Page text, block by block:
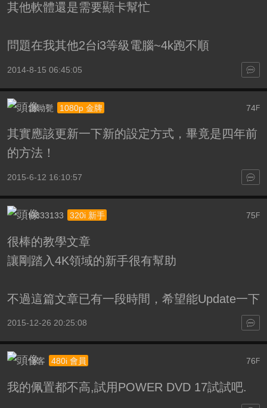
其他軟體還是需要顯卡幫忙
問題在我其他2台i3等級電腦~4k跑不順
2014-8-15 06:45:05
74F
嵞聈甏 1080p 金牌
其實應該更新一下新的設定方式，畢竟是四年前
的方法！
2015-6-12 16:10:57
75F
l6333133 320i 新手
很棒的教學文章
讓剛踏入4K領域的新手很有幫助
不過這篇文章已有一段時間，希望能Update一下
2015-12-26 20:25:08
76 F
怪客 480i 會員
我的佩置都不高,試用POWER DVD 17試試吧.